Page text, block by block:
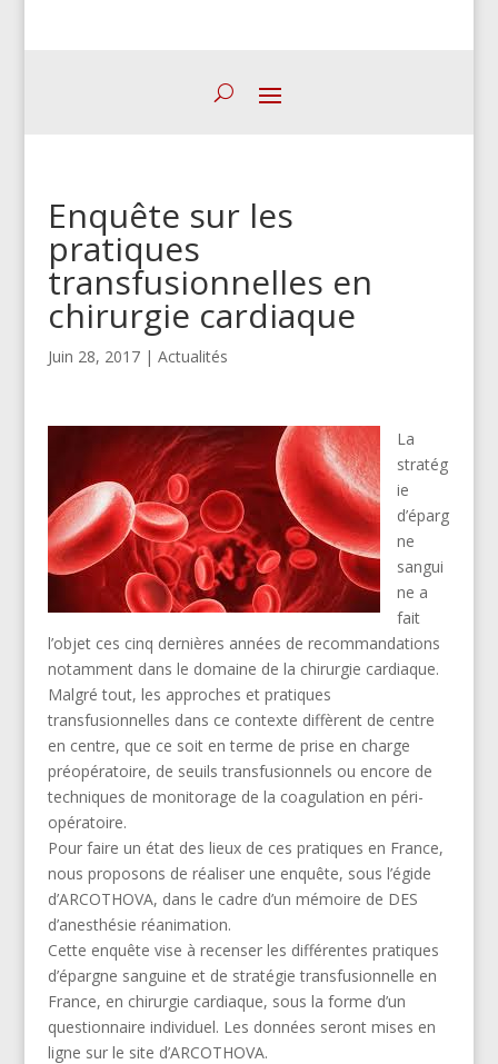
Enquête sur les
pratiques
transfusionnelles en
chirurgie cardiaque
Juin 28, 2017| Actualités
La
stratég
ie
d’éparg
ne
sangui
ne a
fait
l’objet ces cinq dernières années de recommandations
notamment dans le domaine de la chirurgie cardiaque.
Malgré tout, les approches et pratiques
transfusionnelles dans ce contexte diffèrent de centre
en centre, que ce soit en terme de prise en charge
préopératoire, de seuils transfusionnels ou encore de
techniques de monitorage de la coagulation en péri-
opératoire.
Pour faire un état des lieux de ces pratiques en France,
nous proposons de réaliser une enquête, sous l’égide
d’ARCOTHOVA, dans le cadre d’un mémoire de DES
d’anesthésie réanimation.
Cette enquête vise à recenser les différentes pratiques
d’épargne sanguine et de stratégie transfusionnelle en
France, en chirurgie cardiaque, sous la forme d’un
questionnaire individuel. Les données seront mises en
ligne sur le site d’ARCOTHOVA.